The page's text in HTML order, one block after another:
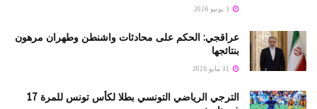
عراقجي: الحكم على محادثات واشنطن وطهران مرهون
بنتائجها
الترجي الرياضي التونسي بطلا لكأس تونس للمرة 17